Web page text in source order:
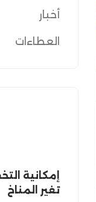
أخبار
العطاءات
إمكانية
تغير المناخ